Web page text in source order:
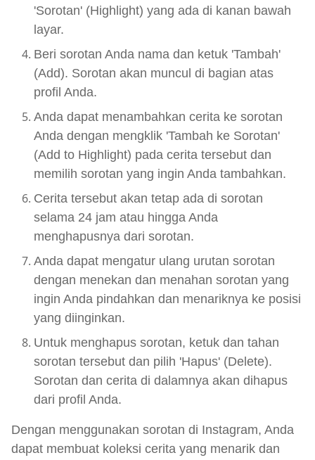
'Sorotan' (Highlight) yang ada di kanan bawah
layar.
Beri sorotan Anda nama dan ketuk 'Tambah'
(Add). Sorotan akan muncul di bagian atas
profil Anda.
Anda dapat menambahkan cerita ke sorotan
Anda dengan mengklik 'Tambah ke Sorotan'
(Add to Highlight) pada cerita tersebut dan
memilih sorotan yang ingin Anda tambahkan.
Cerita tersebut akan tetap ada di sorotan
selama 24 jam atau hingga Anda
menghapusnya dari sorotan.
Anda dapat mengatur ulang urutan sorotan
dengan menekan dan menahan sorotan yang
ingin Anda pindahkan dan menariknya ke posisi
yang diinginkan.
Untuk menghapus sorotan, ketuk dan tahan
sorotan tersebut dan pilih 'Hapus' (Delete).
Sorotan dan cerita di dalamnya akan dihapus
dari profil Anda.
Dengan menggunakan sorotan di Instagram, Anda
dapat membuat koleksi cerita yang menarik dan